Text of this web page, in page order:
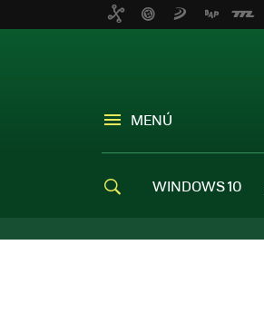
MENÚ
WINDOWS 10